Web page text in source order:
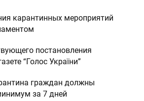
карантинных мероприятий
постановления
“Голос України”
граждан должны
за 7 дней